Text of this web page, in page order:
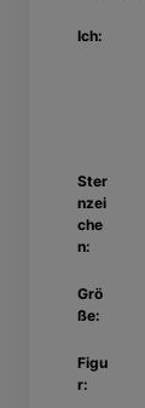
Ich:
Ster
nzei
che
n:
Grö
ße:
Figu
r: